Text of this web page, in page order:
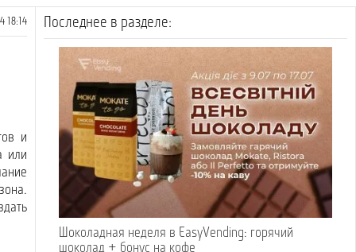
Последнее в разделе:
Шоколадная неделя в EasyVending: горячий
шоколад + бонус на кофе
18:14
и
или